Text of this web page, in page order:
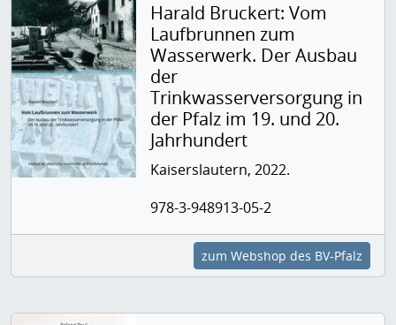
Harald Bruckert: Vom
Laufbrunnen zum
Wasserwerk. Der Ausbau
der
Trinkwasserversorgung in
der Pfalz im 19. und 20.
Jahrhundert
Kaiserslautern, 2022.
978-3-948913-05-2
zum Webshop des BV-Pfalz